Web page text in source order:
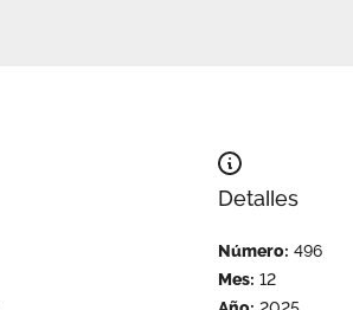
Detalles
Número: 496
Mes: 12